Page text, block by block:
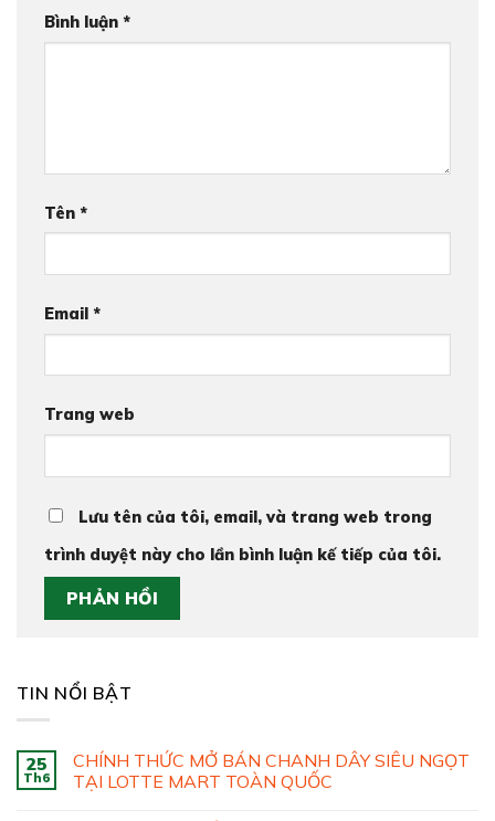
Bình luận *
Tên *
Email *
Trang web
Lưu tên của tôi, email, và trang web trong
trình duyệt này cho lần bình luận kế tiếp của tôi.
TIN NỔI BẬT
25
Th6
CHÍNH THỨC MỞ BÁN CHANH DÂY SIÊU NGỌT
TẠI LOTTE MART TOÀN QUỐC